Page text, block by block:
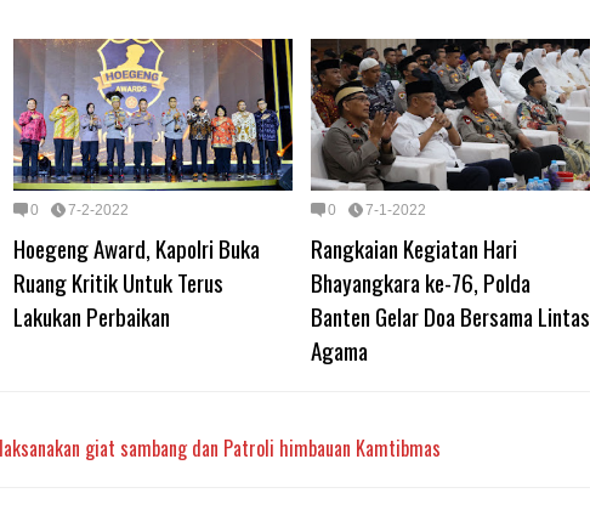
0 7-2-2022
Hoegeng Award, Kapolri Buka
Ruang Kritik Untuk Terus
Lakukan Perbaikan
0 7-1-2022
Rangkaian Kegiatan Hari
Bhayangkara ke-76, Polda
Banten Gelar Doa Bersama Lintas
Agama
giat sambang dan Patroli himbauan Kamtibmas